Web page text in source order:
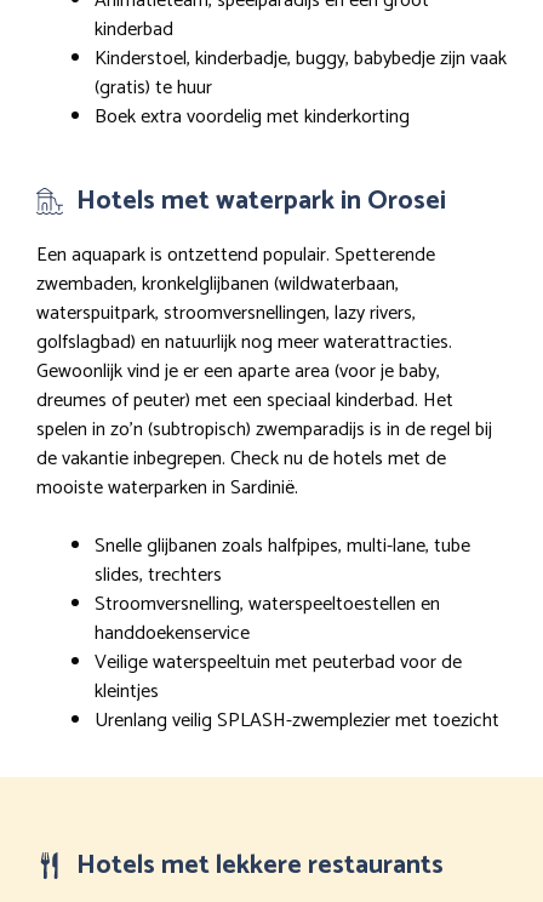
kinderbad
Kinderstoel, kinderbadje, buggy, babybedje zijn vaak
(gratis) te huur
Boek extra voordelig met kinderkorting
Hotels met waterpark in Orosei
Een aquapark is ontzettend populair. Spetterende
zwembaden, kronkelglijbanen (wildwaterbaan,
waterspuitpark, stroomversnellingen, lazy rivers,
golfslagbad) en natuurlijk nog meer waterattracties.
Gewoonlijk vind je er een aparte area (voor je baby,
dreumes of peuter) met een speciaal kinderbad. Het
spelen in zo’n (subtropisch) zwemparadijs is in de regel bij
de vakantie inbegrepen. Check nu de hotels met de
mooiste waterparken in Sardinië.
Snelle glijbanen zoals halfpipes, multi-lane, tube
slides, trechters
Stroomversnelling, waterspeeltoestellen en
handdoekenservice
Veilige waterspeeltuin met peuterbad voor de
kleintjes
Urenlang veilig SPLASH-zwemplezier met toezicht
Hotels met lekkere restaurants